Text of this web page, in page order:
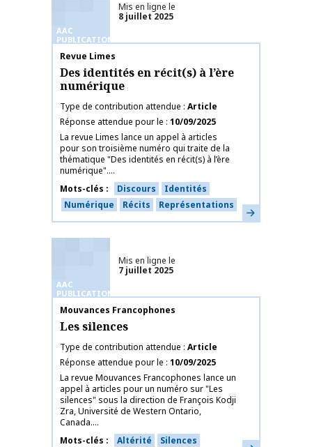
AAC
PUBLICATIONS
Mis en ligne le
8 juillet 2025
Nom de la publication
Revue Limes
Des identités en récit(s) à l’ère
numérique
Type de contribution attendue Article
Réponse attendue pour le 10/09/2025
La revue Limes lance un appel à articles
pour son troisième numéro qui traite de la
thématique "Des identités en récit(s) à l’ère
numérique"....
Mots-clés
Discours
Identités
Numérique
Récits Représentations En savoir plus
AAC
PUBLICATIONS
Mis en ligne le
7 juillet 2025
Nom de la publication
Mouvances Francophones
Les silences
Type de contribution attendue Article
Réponse attendue pour le 10/09/2025
La revue Mouvances Francophones lance un
appel à articles pour un numéro sur "Les
silences" sous la direction de François Kodji
Zra, Université de Western Ontario,
Canada....
Mots-clés
Altérité Silences